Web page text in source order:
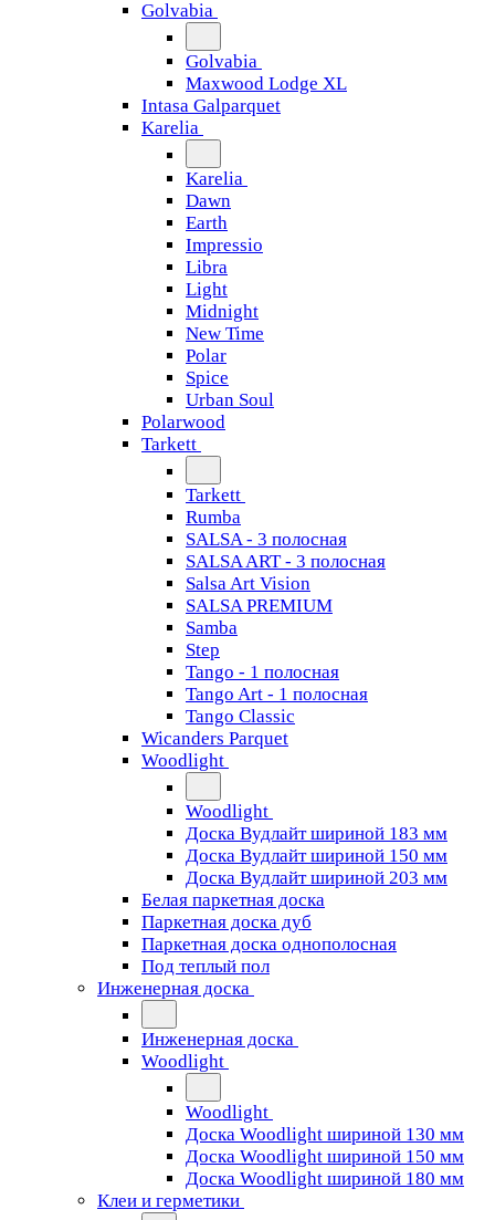
Golvabia
Golvabia
Maxwood Lodge XL
Intasa Galparquet
Karelia
Karelia
Dawn
Earth
Impressio
Libra
Light
Midnight
New Time
Polar
Spice
Urban Soul
Polarwood
Tarkett
Tarkett
Rumba
SALSA - 3 полосная
SALSA ART - 3 полосная
Salsa Art Vision
SALSA PREMIUM
Samba
Step
Tango - 1 полосная
Tango Art - 1 полосная
Tango Classiс
Wicanders Parquet
Woodlight
Woodlight
Доска Вудлайт шириной 183 мм
Доска Вудлайт шириной 150 мм
Доска Вудлайт шириной 203 мм
Белая паркетная доска
Паркетная доска дуб
Паркетная доска однополосная
Под теплый пол
Инженерная доска
Инженерная доска
Woodlight
Woodlight
Доска Woodlight шириной 130 мм
Доска Woodlight шириной 150 мм
Доска Woodlight шириной 180 мм
Клеи и герметики